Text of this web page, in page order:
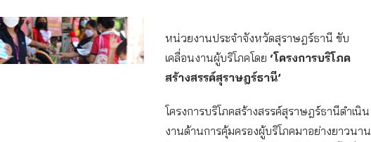
หน่วยงานประจำจังหวัดสุราษฎร์ธานี ขับ
เคลื่อนงานผู้บริโภคโดย ‘โครงการบริโภค
สร้างสรรค์สุราษฎร์ธานี’
โครงการบริโภคสร้างสรรค์สุราษฎร์ธานีดำเนิน
งานด้านการคุ้มครองผู้บริโภคมาอย่างยาวนาน